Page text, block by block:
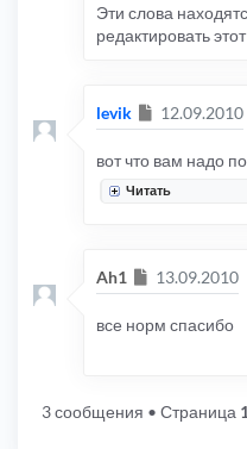
Эти слова
редактировать
levik Сообщение
12.09.2010
вот что вам надо
Читать
Ah1 Сообщение
13.09.2010
все норм спасибо
3 сообщения • Страница 1